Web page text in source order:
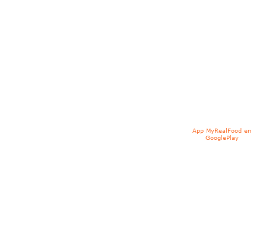
App MyRealFood en
GooglePlay